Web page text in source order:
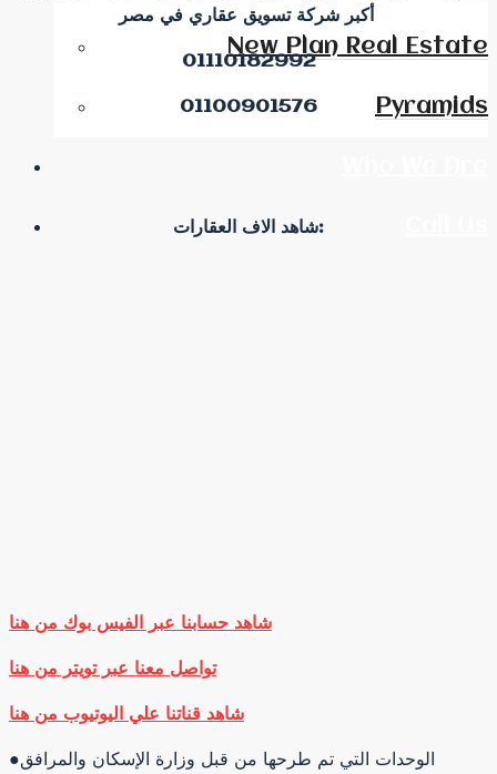
New Plan Real Estate
Pyramids
أكبر شركة تسويق عقاري في مصر
01110182992
01100901576
شاهد الاف العقارات:
شاهد حسابنا عبر الفيس بوك من هنا
تواصل معنا عبر تويتر من هنا
شاهد قناتنا علي اليوتيوب من هنا
●الوحدات التي تم طرحها من قبل وزارة الإسكان والمرافق